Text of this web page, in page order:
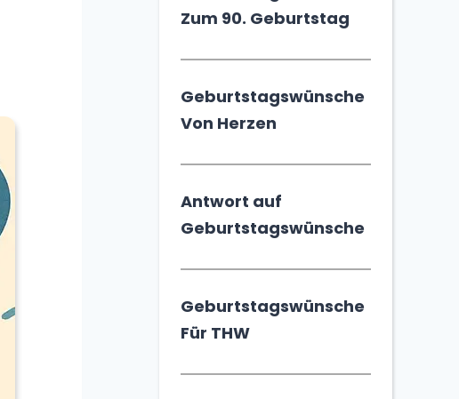
Zum 90. Geburtstag
Geburtstagswünsche
Von Herzen
Antwort auf
Geburtstagswünsche
Geburtstagswünsche
Für THW